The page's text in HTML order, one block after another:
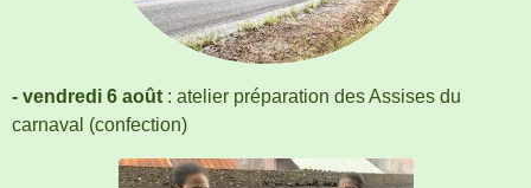
- vendredi 6 août : atelier préparation des Assises du
carnaval (confection)